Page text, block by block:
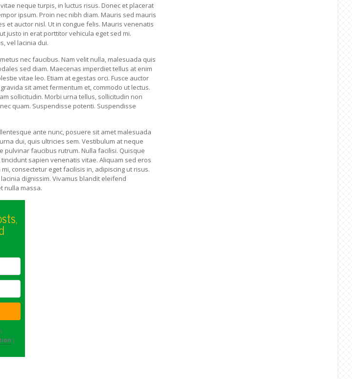
neque turpis, in luctus risus. Donec et placerat
ipsum. Proin nec nibh diam. Mauris sed mauris
et auctor nisl. Ut in congue felis. Mauris venenatis
justo in erat porttitor vehicula eget sed mi.
vel lacinia dui.
nec faucibus. Nam velit nulla, malesuada quis
sed diam. Maecenas imperdiet tellus at enim
vitae leo. Etiam at egestas orci. Fusce auctor
sit amet fermentum et, commodo ut lectus.
sollicitudin. Morbi urna tellus, sollicitudin non
quam. Suspendisse potenti. Suspendisse
ante nunc, posuere sit amet malesuada
dui, quis ultricies sem. Vestibulum at neque
pulvinar faucibus rutrum. Nulla facilisi. Quisque
sapien venenatis vitae. Aliquam sed eros
consectetur eget facilisis in, adipiscing ut risus.
dignissim. Vivamus blandit eleifend
nulla massa.
)